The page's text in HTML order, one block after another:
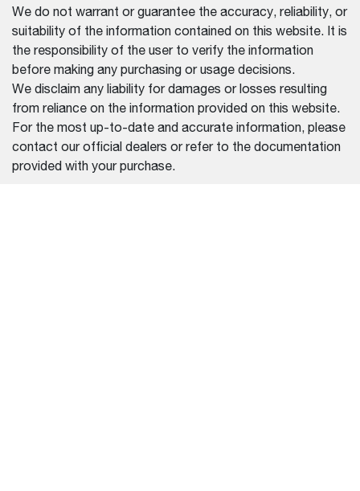
We do not warrant or guarantee the accuracy, reliability, or
suitability of the information contained on this website. It is
the responsibility of the user to verify the information
before making any purchasing or usage decisions.
We disclaim any liability for damages or losses resulting
from reliance on the information provided on this website.
For the most up-to-date and accurate information, please
contact our official dealers or refer to the documentation
provided with your purchase.